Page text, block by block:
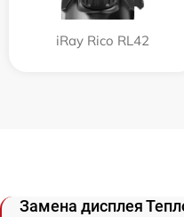
iRay Rico RL42
Замена дисплея